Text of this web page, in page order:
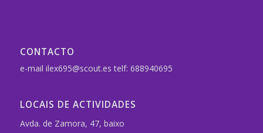
CONTACTO
e-mail ilex695@scout.es telf: 688940695
LOCAIS DE ACTIVIDADES
Avda. de Zamora, 47, baixo